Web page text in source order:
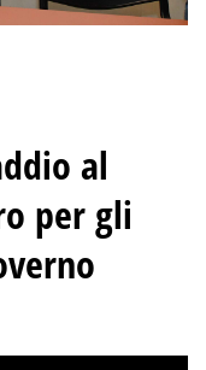
al
per gli